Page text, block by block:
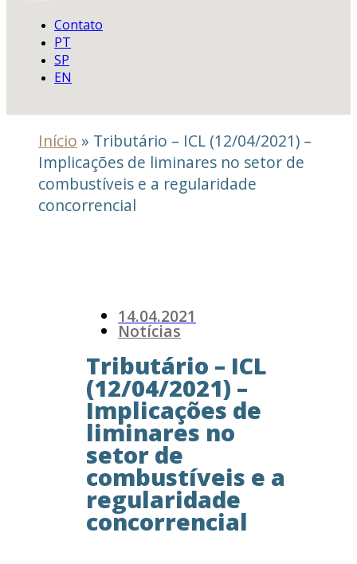
Contato
PT
SP
EN
Início » Tributário – ICL (12/04/2021) –
Implicações de liminares no setor de
combustíveis e a regularidade
concorrencial
14.04.2021
Notícias
Tributário – ICL
(12/04/2021) –
Implicações de
liminares no
setor de
combustíveis e a
regularidade
concorrencial